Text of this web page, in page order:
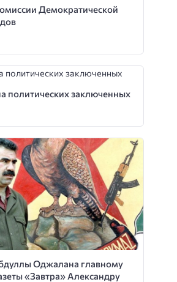
Демократической
политических заключенных
Оджалана главному
«Завтра» Александру